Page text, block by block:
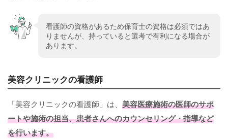
看護師の資格があるため保育士の資格は必須ではあ
りませんが、持っていると選考で有利になる場合が
あります。
美容クリニックの看護師
「美容クリニックの看護師」は、 美容医療施術の医師のサポ
ートや施術の担当、患者さんへのカウンセリング・指導など
を行います。